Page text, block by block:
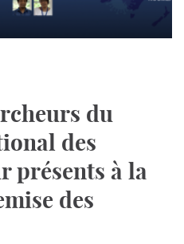
du
des
présents à la
des